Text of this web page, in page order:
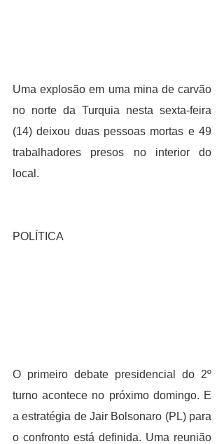
Uma explosão em uma mina de carvão
no norte da Turquia nesta sexta-feira
(14) deixou duas pessoas mortas e 49
trabalhadores presos no interior do
local.
POLÍTICA
O primeiro debate presidencial do 2º
turno acontece no próximo domingo. E
a estratégia de Jair Bolsonaro (PL) para
o confronto está definida. Uma reunião